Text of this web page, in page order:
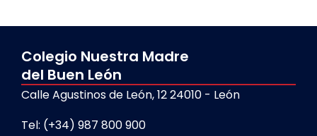
Colegio Nuestra Madre
del Buen León
Calle Agustinos de León, 12 24010 - León
Tel: (+34) 987 800 900